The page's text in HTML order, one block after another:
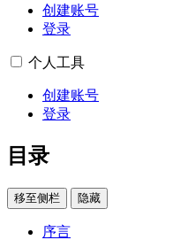
创建账号
登录
个人工具
创建账号
登录
目录
移至侧栏 隐藏
序言